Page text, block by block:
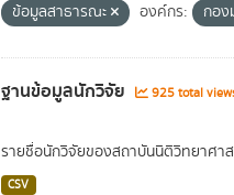
ข้อมูลสาธารณะ
องค์กร: กอ
ฐานข้อมูลนักวิจัย 925 total
รายชื่อนักวิจัยของสถาบันนิติวิทยาศา
CSV